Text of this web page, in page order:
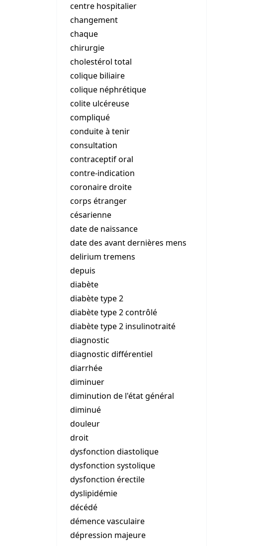
centre hospitalier
changement
chaque
chirurgie
cholestérol total
colique biliaire
colique néphrétique
colite ulcéreuse
compliqué
conduite à tenir
consultation
contraceptif oral
contre-indication
coronaire droite
corps étranger
césarienne
date de naissance
date des avant dernières mens
delirium tremens
depuis
diabète
diabète type 2
diabète type 2 contrôlé
diabète type 2 insulinotraité
diagnostic
diagnostic différentiel
diarrhée
diminuer
diminution de l'état général
diminué
douleur
droit
dysfonction diastolique
dysfonction systolique
dysfonction érectile
dyslipidémie
décédé
démence vasculaire
dépression majeure